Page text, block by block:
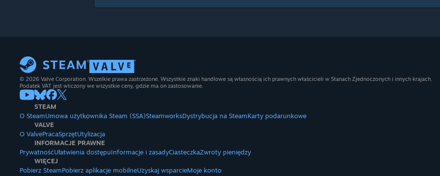
© 2026 Valve Corporation. Wszelkie prawa zastrzeżone. Wszystkie znaki handlowe są własnością ich prawnych właścicieli w Stanach Zjednoczonych i innych krajach.
Podatek VAT jest wliczony we wszystkie ceny, gdzie ma on zastosowanie.
STEAM
O SteamUmowa użytkownika Steam (SSA)SteamworksDystrybucja na SteamKarty podarunkowe
VALVE
O ValvePracaSprzętUtylizacja
INFORMACJE PRAWNE
PrywatnośćUłatwienia dostępuInformacje i zasadyCiasteczkaZwroty pieniędzy
WIĘCEJ
Pobierz SteamPobierz aplikacje mobilneUzyskaj wsparcieMoje konto